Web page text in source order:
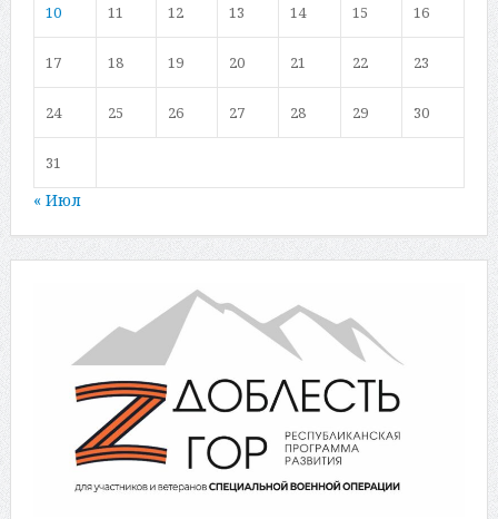
10 11 12 13 14 15 16
17 18 19 20 21 22 23
24 25 26 27 28 29 30
31
« Июл